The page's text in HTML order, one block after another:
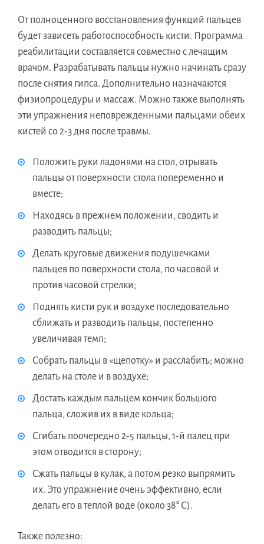
От полноценного восстановления функций пальцев
будет зависеть работоспособность кисти. Программа
реабилитации составляется совместно с лечащим
врачом. Разрабатывать пальцы нужно начинать сразу
после снятия гипса. Дополнительно назначаются
физиопроцедуры и массаж. Можно также выполнять
эти упражнения неповрежденными пальцами обеих
кистей со 2-3 дня после травмы.
Положить руки ладонями на стол, отрывать
пальцы от поверхности стола попеременно и
вместе;
Находясь в прежнем положении, сводить и
разводить пальцы;
Делать круговые движения подушечками
пальцев по поверхности стола, по часовой и
против часовой стрелки;
Поднять кисти рук и воздухе последовательно
сближать и разводить пальцы, постепенно
увеличивая темп;
Собрать пальцы в «щепотку» и расслабить; можно
делать на столе и в воздухе;
Достать каждым пальцем кончик большого
пальца, сложив их в виде кольца;
Сгибать поочередно 2-5 пальцы, 1-й палец при
этом отводится в сторону;
Сжать пальцы в кулак, а потом резко выпрямить
их. Это упражнение очень эффективно, если
делать его в теплой воде (около 38° С).
Также полезно: